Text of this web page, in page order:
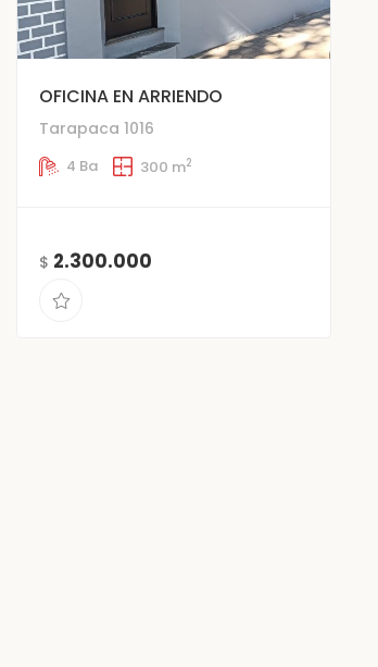
OFICINA EN ARRIENDO
Tarapaca 1016
4 Ba 300 m2
$ 2.300.000